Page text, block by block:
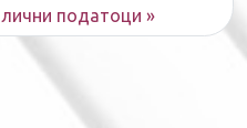
лични податоци